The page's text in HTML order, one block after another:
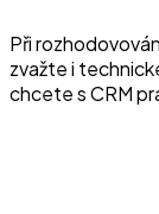
Při
zvažte i
chcete s CRM